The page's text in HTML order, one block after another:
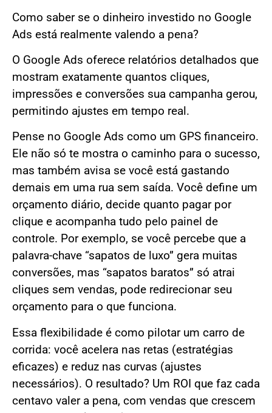
Como saber se o dinheiro investido no Google
Ads está realmente valendo a pena?
O Google Ads oferece relatórios detalhados que
mostram exatamente quantos cliques,
impressões e conversões sua campanha gerou,
permitindo ajustes em tempo real.
Pense no Google Ads como um GPS financeiro.
Ele não só te mostra o caminho para o sucesso,
mas também avisa se você está gastando
demais em uma rua sem saída. Você define um
orçamento diário, decide quanto pagar por
clique e acompanha tudo pelo painel de
controle. Por exemplo, se você percebe que a
palavra-chave “sapatos de luxo” gera muitas
conversões, mas “sapatos baratos” só atrai
cliques sem vendas, pode redirecionar seu
orçamento para o que funciona.
Essa flexibilidade é como pilotar um carro de
corrida: você acelera nas retas (estratégias
eficazes) e reduz nas curvas (ajustes
necessários). O resultado? Um ROI que faz cada
centavo valer a pena, com vendas que crescem